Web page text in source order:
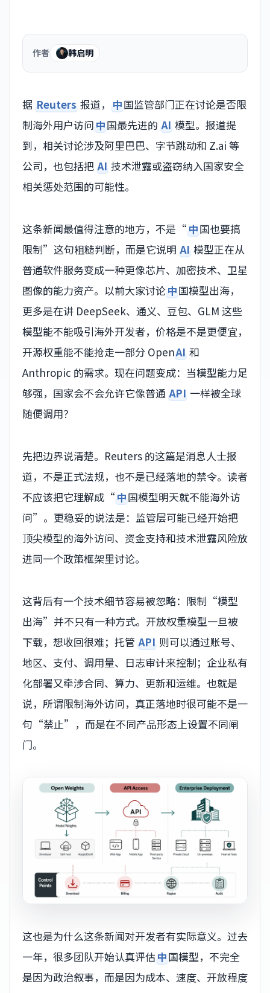
作者 韩启明
据 Reuters 报道， 中国监管部门正在讨论是否限
制海外用户访问中国最先进的 AI 模型。报道提
到，相关讨论涉及阿里巴巴、字节跳动和 Z.ai 等
公司，也包括把 AI 技术泄露或盗窃纳入国家安全
相关惩处范围的可能性。
这条新闻最值得注意的地方，不是“中国也要搞
限制”这句粗糙判断，而是它说明 AI 模型正在从
普通软件服务变成一种更像芯片、加密技术、卫星
图像的能力资产。以前大家讨论中国模型出海，
更多是在讲 DeepSeek、通义、豆包、GLM 这些
模型能不能吸引海外开发者，价格是不是更便宜，
开源权重能不能抢走一部分 OpenAI 和
Anthropic 的需求。现在问题变成：当模型能力足
够强，国家会不会允许它像普通 API 一样被全球
随便调用？
先把边界说清楚。Reuters 的这篇是消息人士报
道，不是正式法规，也不是已经落地的禁令。读者
不应该把它理解成“中国模型明天就不能海外访
问”。更稳妥的说法是：监管层可能已经开始把
顶尖模型的海外访问、资金支持和技术泄露风险放
进同一个政策框架里讨论。
这背后有一个技术细节容易被忽略：限制“模型
出海”并不只有一种方式。开放权重模型一旦被
下载，想收回很难；托管 API 则可以通过账号、
地区、支付、调用量、日志审计来控制；企业私有
化部署又牵涉合同、算力、更新和运维。也就是
说，所谓限制海外访问，真正落地时很可能不是一
句“禁止”，而是在不同产品形态上设置不同闸
门。
这也是为什么这条新闻对开发者有实际意义。过去
一年，很多团队开始认真评估中国模型，不完全
是因为政治叙事，而是因为成本、速度、开放程度